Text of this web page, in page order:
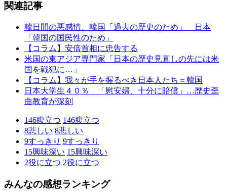
関連記事
韓日間の悪感情、韓国「過去の歴史のため」 日本
「韓国の国民性のため」
【コラム】安倍首相に忠告する
米国の東アジア専門家「日本の歴史見直しの先には米
国を戦犯に…」
【コラム】我々が手を握るべき日本人たち＝韓国
日本大学生４０％ 「慰安婦、十分に賠償」…歴史歪
曲教育が深刻
146腹立つ 146腹立つ
8悲しい 8悲しい
9すっきり 9すっきり
15興味深い 15興味深い
2役に立つ 2役に立つ
みんなの感想ランキング